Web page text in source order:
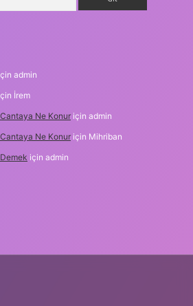
admin
İrem
Ne Konur için admin
Ne Konur için Mihriban
için admin